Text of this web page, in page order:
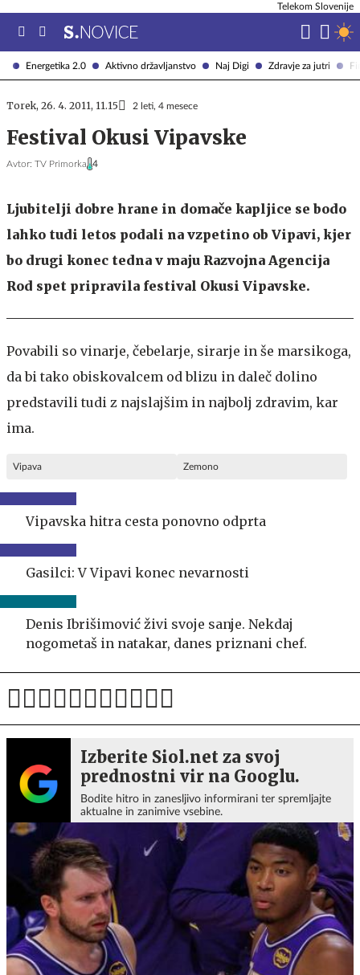
Energetika 2.0 Aktivno državljanstvo Naj Digi Zdravje za jutri
Telekom Slovenije
Torek, 26. 4. 2011, 11.15 2 leti, 4 mesece
Festival Okusi Vipavske
Avtor: TV Primorka 4
Ljubitelji dobre hrane in domače kapljice se bodo
lahko tudi letos podali na vzpetino ob Vipavi, kjer
bo drugi konec tedna v maju Razvojna Agencija
Rod spet pripravila festival Okusi Vipavske.
Povabili so vinarje, čebelarje, sirarje in še marsikoga,
da bi tako obiskovalcem od blizu in daleč dolino
predstavili tudi z najslajšim in najbolj zdravim, kar
ima.
Vipava Zemono
Vipavska hitra cesta ponovno odprta
Gasilci: V Vipavi konec nevarnosti
Denis Ibrišimović živi svoje sanje. Nekdaj
nogometaš in natakar, danes priznani chef.
Izberite Siol.net za svoj
prednostni vir na Googlu.
Bodite hitro in zanesljivo informirani ter spremljajte
aktualne in zanimive vsebine.